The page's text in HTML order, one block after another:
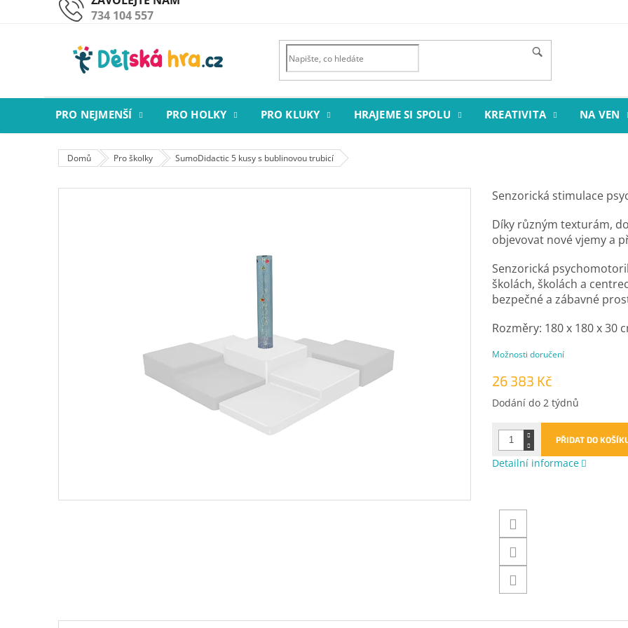
734 104 557
PRO NEJMENŠÍ PRO HOLKY PRO KLUKY HRAJEME SI SPOLU KREATIVITA NA VEN
Domů Pro školky SumoDidactic 5 kusy s bublinovou trubicí
26 383 Kč
Měrná
Dodání do 2 týdnů
Možnosti doručení
PŘIDAT DO
Senzorická stimulace
Díky různým texturám,
objevovat nové vjemy a
Senzorická
školách, školách a
bezpečné a zábavné
Rozměry: 180 x 180 x 30
Detailní informace